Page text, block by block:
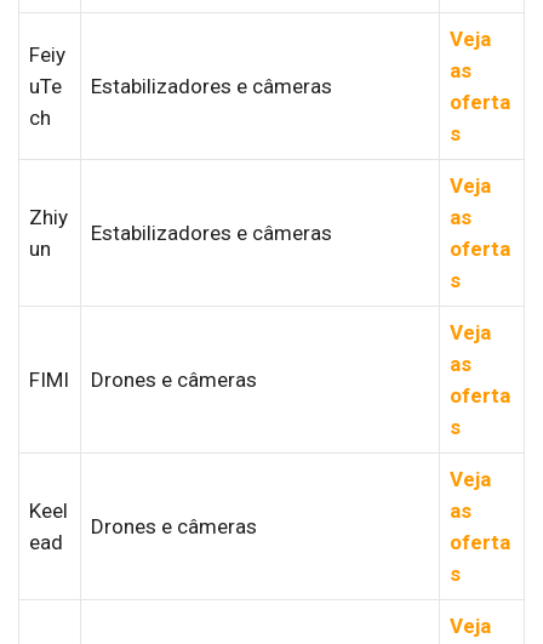
Feiy
uTe
ch
Estabilizadores e câmeras
Veja
as
oferta
s
Zhiy
un
Estabilizadores e câmeras
Veja
as
oferta
s
FIMI Drones e câmeras
Veja
as
oferta
s
Keel
ead
Drones e câmeras
Veja
as
oferta
s
Veja